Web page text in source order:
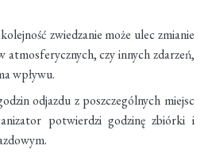
zwiedzanie może ulec zmianie
atmosferycznych, czy innych zdarzeń,
wpływu.
odjazdu z poszczególnych miejsc
potwierdzi godzinę zbiórki i